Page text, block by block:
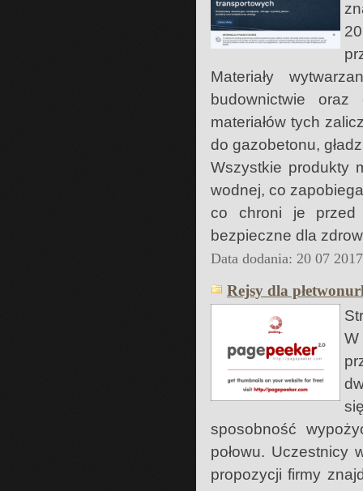
Materiały
budownictwie
materiałów tych
do gazobetonu,
Wszystkie produkty
wodnej, co
co chroni je przed
bezpieczne dla
Data dodania: 20 07
Rejsy dla
sposobność
połowu. Uczestnicy
propozycji firmy